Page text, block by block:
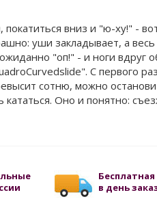
покатиться вниз и "ю-ху!" -
уши закладывает, а
"оп!" - и ноги вдруг
С первого
сотню, можно
Оно и понятно:
в день